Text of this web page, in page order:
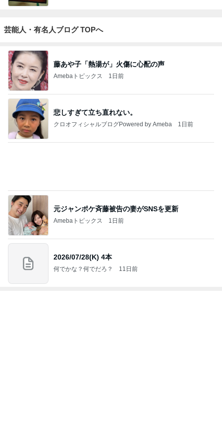
芸能人・有名人ブログ TOPへ
藤あや子「熱湯が」火傷に心配の声
Amebaトピックス 1日前
悲しすぎて立ち直れない。
クロオフィシャルブログPowered by Ameba 1日前
元ジャンポケ斉藤被告の妻がSNSを更新
Amebaトピックス 1日前
2026/07/28(K) 4本
何でかな？何でだろ？ 11日前